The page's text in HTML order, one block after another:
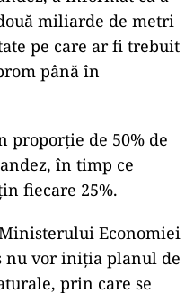
miliarde de metri
pe care ar fi trebuit
până în
proporţie de 50% de
în timp ce
fiecare 25%.
Economiei
nu vor iniţia planul de
prin care se